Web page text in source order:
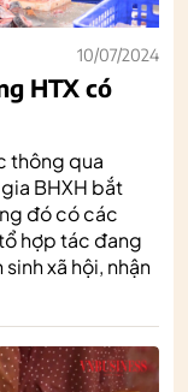
10/07/2024
HTX có
thông qua
BHXH bắt
đó có các
hợp tác đang
xã hội, nhận